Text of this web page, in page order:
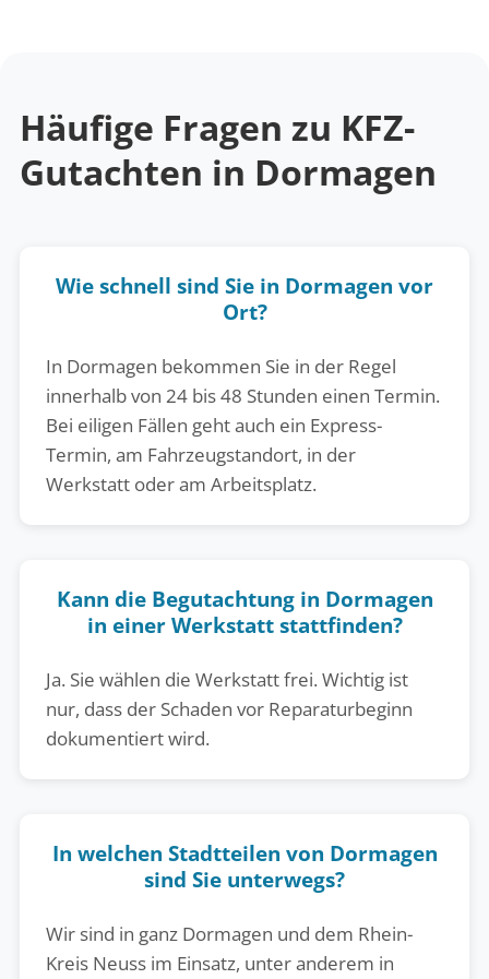
Häufige Fragen zu KFZ-
Gutachten in Dormagen
Wie schnell sind Sie in Dormagen vor
Ort?
In Dormagen bekommen Sie in der Regel
innerhalb von 24 bis 48 Stunden einen Termin.
Bei eiligen Fällen geht auch ein Express-
Termin, am Fahrzeugstandort, in der
Werkstatt oder am Arbeitsplatz.
Kann die Begutachtung in Dormagen
in einer Werkstatt stattfinden?
Ja. Sie wählen die Werkstatt frei. Wichtig ist
nur, dass der Schaden vor Reparaturbeginn
dokumentiert wird.
In welchen Stadtteilen von Dormagen
sind Sie unterwegs?
Wir sind in ganz Dormagen und dem Rhein-
Kreis Neuss im Einsatz, unter anderem in